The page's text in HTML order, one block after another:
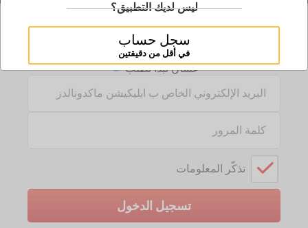
ليس لديك التطبيق؟
سجل حساب
في أقل من دقيقتين
طريقة دخول جديدة لماك ديليفيري
سجل دخولك من نفس حساب ابليكيشن ماكدونالدز
عشان تبدأ تطلب
Input:
تذكّر المعلومات
تسجيل الدخول